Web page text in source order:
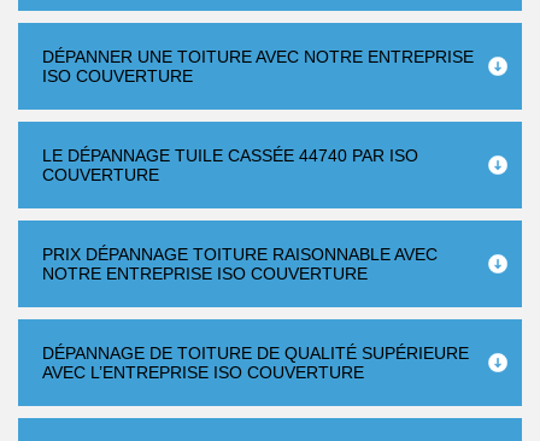
DÉPANNER UNE TOITURE AVEC NOTRE ENTREPRISE
ISO COUVERTURE
LE DÉPANNAGE TUILE CASSÉE 44740 PAR ISO
COUVERTURE
PRIX DÉPANNAGE TOITURE RAISONNABLE AVEC
NOTRE ENTREPRISE ISO COUVERTURE
DÉPANNAGE DE TOITURE DE QUALITÉ SUPÉRIEURE
AVEC L’ENTREPRISE ISO COUVERTURE